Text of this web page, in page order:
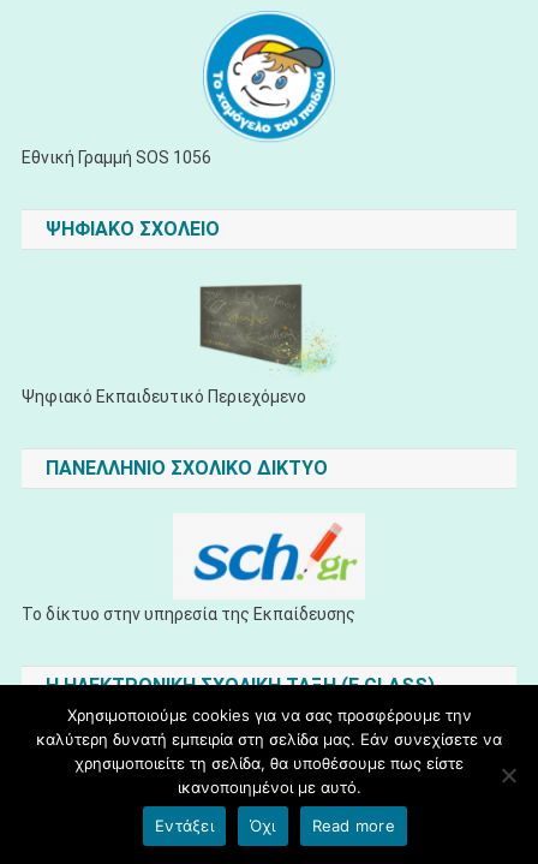
Εθνική Γραμμή SOS 1056
ΨΗΦΙΑΚΟ ΣΧΟΛΕΙΟ
Ψηφιακό Εκπαιδευτικό Περιεχόμενο
ΠΑΝΕΛΛΗΝΙΟ ΣΧΟΛΙΚΟ ΔΙΚΤΥΟ
Το δίκτυο στην υπηρεσία της Εκπαίδευσης
H ΗΛΕΚΤΡΟΝΙΚΗ ΣΧΟΛΙΚΗ ΤΑΞΗ (E CLASS)
Ηλεκτρονική Σχολική Τάξη
Χρησιμοποιούμε cookies για να σας προσφέρουμε την
καλύτερη δυνατή εμπειρία στη σελίδα μας. Εάν συνεχίσετε να
χρησιμοποιείτε τη σελίδα, θα υποθέσουμε πως είστε
ικανοποιημένοι με αυτό.
Εντάξει
Όχι Read more